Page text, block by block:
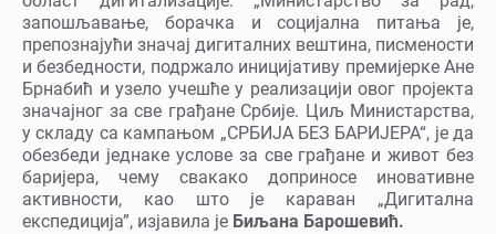
запошљавање, борачка и социјална питања је,
препознајући значај дигиталних вештина, писмености
и безбедности, подржало иницијативу премијерке Ане
Брнабић и узело учешће у реализацији овог пројекта
значајног за све грађане Србије. Циљ Министарства,
у складу са кампањом „СРБИЈА БЕЗ БАРИЈЕРА“, је да
обезбеди једнаке услове за све грађане и живот без
баријера, чему свакако доприносе иновативне
активности, као што је караван „Дигитална
експедиција”, изјавила је Биљана Барошевић.